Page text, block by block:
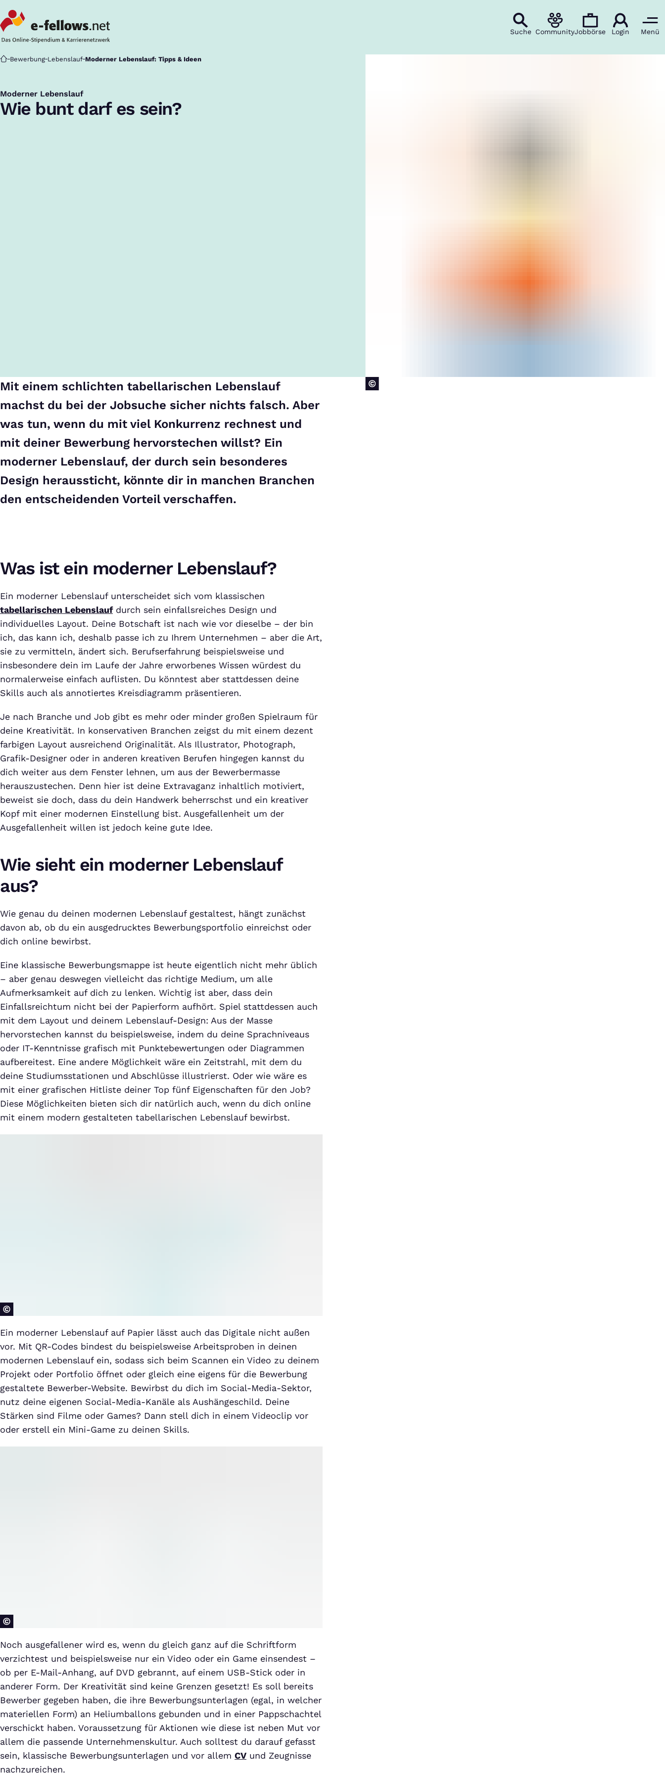
Suche CommunityJobbörse Login Menü
Startseite
Bewerbung Lebenslauf Moderner Lebenslauf: Tipps & Ideen
Moderner Lebenslauf
:
Wie bunt darf es sein?
Mit einem schlichten tabellarischen Lebenslauf
machst du bei der Jobsuche sicher nichts falsch. Aber
was tun, wenn du mit viel Konkurrenz rechnest und
mit deiner Bewerbung hervorstechen willst? Ein
moderner Lebenslauf, der durch sein besonderes
Design heraussticht, könnte dir in manchen Branchen
den entscheidenden Vorteil verschaffen.
Was ist ein moderner Lebenslauf?
Ein moderner Lebenslauf unterscheidet sich vom klassischen
tabellarischen Lebenslaufdurch sein einfallsreiches Design und
individuelles Layout. Deine Botschaft ist nach wie vor dieselbe – der bin
ich, das kann ich, deshalb passe ich zu Ihrem Unternehmen – aber die Art,
sie zu vermitteln, ändert sich. Berufserfahrung beispielsweise und
insbesondere dein im Laufe der Jahre erworbenes Wissen würdest du
normalerweise einfach auflisten. Du könntest aber stattdessen deine
Skills auch als annotiertes Kreisdiagramm präsentieren.
Je nach Branche und Job gibt es mehr oder minder großen Spielraum für
deine Kreativität. In konservativen Branchen zeigst du mit einem dezent
farbigen Layout ausreichend Originalität. Als Illustrator, Photograph,
Grafik-Designer oder in anderen kreativen Berufen hingegen kannst du
dich weiter aus dem Fenster lehnen, um aus der Bewerbermasse
herauszustechen. Denn hier ist deine Extravaganz inhaltlich motiviert,
beweist sie doch, dass du dein Handwerk beherrschst und ein kreativer
Kopf mit einer modernen Einstellung bist. Ausgefallenheit um der
Ausgefallenheit willen ist jedoch keine gute Idee.
Wie sieht ein moderner Lebenslauf
aus?
Wie genau du deinen modernen Lebenslauf gestaltest, hängt zunächst
davon ab, ob du ein ausgedrucktes Bewerbungsportfolio einreichst oder
dich online bewirbst.
Eine klassische Bewerbungsmappe ist heute eigentlich nicht mehr üblich
– aber genau deswegen vielleicht das richtige Medium, um alle
Aufmerksamkeit auf dich zu lenken. Wichtig ist aber, dass dein
Einfallsreichtum nicht bei der Papierform aufhört. Spiel stattdessen auch
mit dem Layout und deinem Lebenslauf-Design: Aus der Masse
hervorstechen kannst du beispielsweise, indem du deine Sprachniveaus
oder IT-Kenntnisse grafisch mit Punktebewertungen oder Diagrammen
aufbereitest. Eine andere Möglichkeit wäre ein Zeitstrahl, mit dem du
deine Studiumsstationen und Abschlüsse illustrierst. Oder wie wäre es
mit einer grafischen Hitliste deiner Top fünf Eigenschaften für den Job?
Diese Möglichkeiten bieten sich dir natürlich auch, wenn du dich online
mit einem modern gestalteten tabellarischen Lebenslauf bewirbst.
Ein moderner Lebenslauf auf Papier lässt auch das Digitale nicht außen
vor. Mit QR-Codes bindest du beispielsweise Arbeitsproben in deinen
modernen Lebenslauf ein, sodass sich beim Scannen ein Video zu deinem
Projekt oder Portfolio öffnet oder gleich eine eigens für die Bewerbung
gestaltete Bewerber-Website. Bewirbst du dich im Social-Media-Sektor,
nutz deine eigenen Social-Media-Kanäle als Aushängeschild. Deine
Stärken sind Filme oder Games? Dann stell dich in einem Videoclip vor
oder erstell ein Mini-Game zu deinen Skills.
Noch ausgefallener wird es, wenn du gleich ganz auf die Schriftform
verzichtest und beispielsweise nur ein Video oder ein Game einsendest –
ob per E-Mail-Anhang, auf DVD gebrannt, auf einem USB-Stick oder in
anderer Form. Der Kreativität sind keine Grenzen gesetzt! Es soll bereits
Bewerber gegeben haben, die ihre Bewerbungsunterlagen (egal, in welcher
materiellen Form) an Heliumballons gebunden und in einer Pappschachtel
verschickt haben. Voraussetzung für Aktionen wie diese ist neben Mut vor
allem die passende Unternehmenskultur. Auch solltest du darauf gefasst
sein, klassische Bewerbungsunterlagen und vor allem CV und Zeugnisse
nachzureichen.